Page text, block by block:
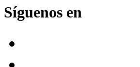
Síguenos en